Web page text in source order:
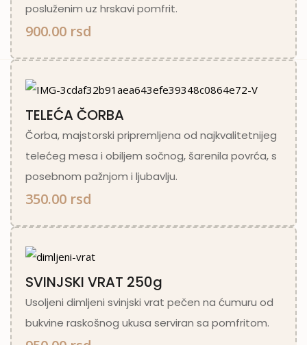
posluženim uz hrskavi pomfrit.
900.00 rsd
TELEĆA ČORBA
Čorba, majstorski pripremljena od najkvalitetnijeg
telećeg mesa i obiljem sočnog, šarenila povrća, s
posebnom pažnjom i ljubavlju.
350.00 rsd
SVINJSKI VRAT 250g
Usoljeni dimljeni svinjski vrat pečen na ćumuru od
bukvine raskošnog ukusa serviran sa pomfritom.